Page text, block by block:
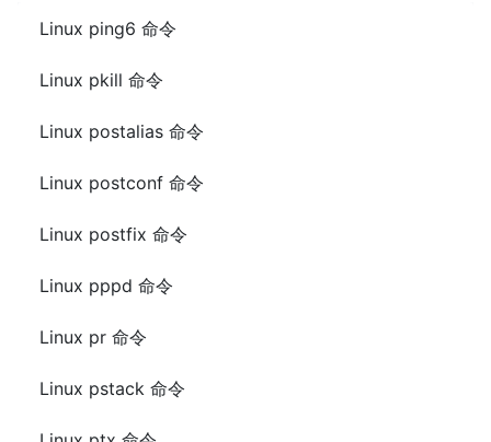
Linux ping6 命令
Linux pkill 命令
Linux postalias 命令
Linux postconf 命令
Linux postfix 命令
Linux pppd 命令
Linux pr 命令
Linux pstack 命令